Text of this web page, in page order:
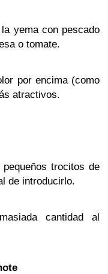
yema con pescado
o tomate.
por encima (como
atractivos.
trocitos de
de introducirlo.
cantidad al